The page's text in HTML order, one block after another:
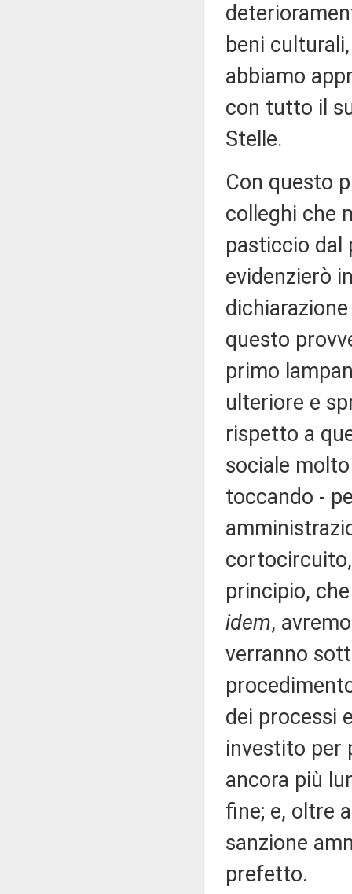
beni
abbiamo
con tutto il
Stelle.
Con questo
colleghi che
pasticcio dal
evidenzierò
questo
primo
ulteriore e
rispetto a
sociale
toccando -
principio,
idem,
verranno
dei processi
investito per
ancora più
fine; e, oltre
sanzione
prefetto.